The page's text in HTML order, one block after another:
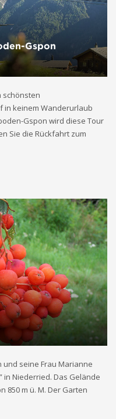
Gspon
schönsten
in keinem Wanderurlaub
Gspon wird diese Tour
Sie die Rückfahrt zum
und seine Frau Marianne
in Niederried. Das Gelände
850 m ü. M. Der Garten